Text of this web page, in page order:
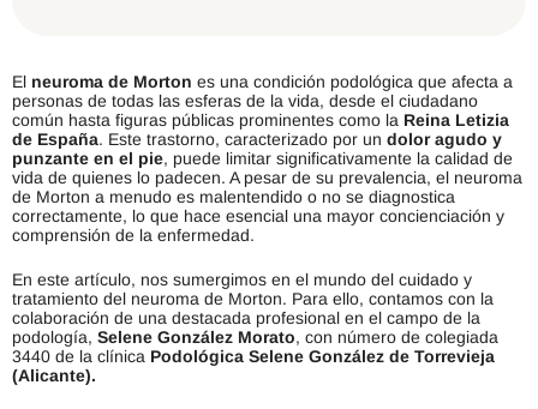
El neuroma de Morton es una condición podológica que afecta a
personas de todas las esferas de la vida, desde el ciudadano
común hasta figuras públicas prominentes como la Reina Letizia
de España. Este trastorno, caracterizado por un dolor agudo y
punzante en el pie, puede limitar significativamente la calidad de
vida de quienes lo padecen. A pesar de su prevalencia, el neuroma
de Morton a menudo es malentendido o no se diagnostica
correctamente, lo que hace esencial una mayor concienciación y
comprensión de la enfermedad.
En este artículo, nos sumergimos en el mundo del cuidado y
tratamiento del neuroma de Morton. Para ello, contamos con la
colaboración de una destacada profesional en el campo de la
podología, Selene González Morato, con número de colegiada
3440 de la clínica Podológica Selene González de Torrevieja
(Alicante).